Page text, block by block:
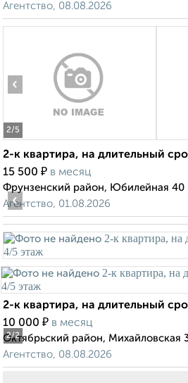
Агентство, 08.08.2026
2/5
‹
2-к квартира, на длительный
15 500 ₽ в месяц
Фрунзенский район, Юбилейная 40
Агентство, 01.08.2026
2/2
‹
2-к квартира, на длительный
10 000 ₽ в месяц
Октябрьский район, Михайловская
Агентство, 08.08.2026